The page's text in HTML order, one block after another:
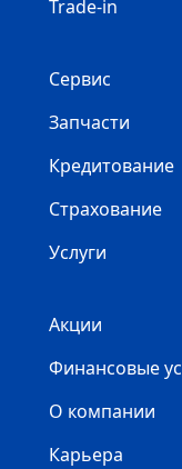
Trade-in
Сервис
Запчасти
Кредитование
Страхование
Услуги
Акции
Финансовые
О компании
Карьера